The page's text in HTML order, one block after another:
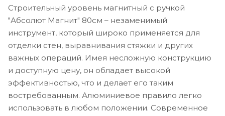
Строительный уровень магнитный с ручкой
"Абсолют Магнит" 80см – незаменимый
инструмент, который широко применяется для
отделки стен, выравнивания стяжки и других
важных операций. Имея несложную конструкцию
и доступную цену, он обладает высокой
эффективностью, что и делает его таким
востребованным. Алюминиевое правило легко
использовать в любом положении. Современное